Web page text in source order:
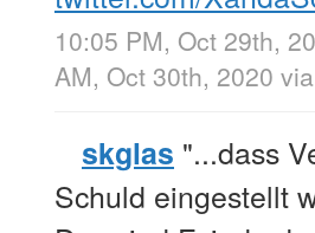
10:05 PM, Oct 29th,
AM, Oct 30th, 2020 via
skglas "...dass
Schuld eingestellt